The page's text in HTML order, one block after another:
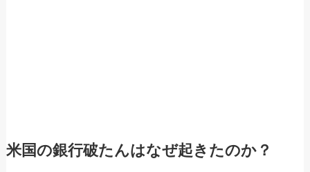
米国の銀行破たんはなぜ起きたのか？